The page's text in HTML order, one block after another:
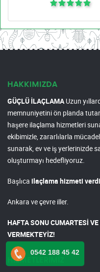
HAKKIMIZDA
GÜÇLÜ İLAÇLAMAUzun
memnuniyetini ön planda
haşere ilaçlama hizmetleri
ekibimizle, zararlılarla
sunarak, ev ve iş yerlerinizde
oluşturmayı hedefliyoruz.
Başlıca ilaçlama hizmeti
Ankara ve çevre iller.
HAFTA SONU CUMARTESİ
VERMEKTEYİZ!
HİZMETLERİMİZ
0542 188 45 42